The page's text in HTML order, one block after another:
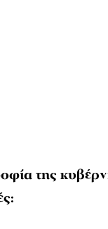
της